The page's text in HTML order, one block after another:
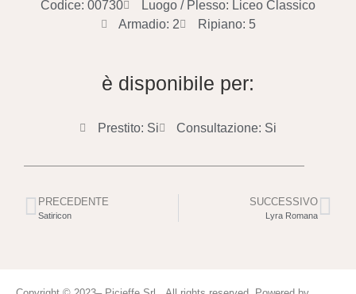
Codice: 00730
Luogo / Plesso: Liceo Classico
Armadio: 2
Ripiano: 5
è disponibile per:
Prestito: Si Consultazione: Si
PRECEDENTE
Satiricon
SUCCESSIVO
Lyra Romana